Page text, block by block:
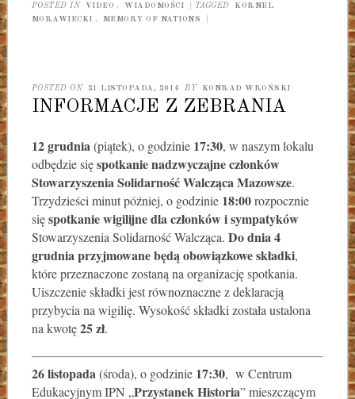
POSTED IN VIDEO , WIADOMOŚCI TAGGED
KORNEL
MORAWIECKI , MEMORY OF NATIONS
POSTED ON 21 LISTOPADA, 2014 BY KONRAD WROŃSKI
INFORMACJE Z ZEBRANIA
12 grudnia(piątek), o godzinie 17:30, w naszym lokalu
odbędzie sięspotkanie nadzwyczajne członków
Stowarzyszenia Solidarność Walcząca Mazowsze.
Trzydzieści minut później, o godzinie 18:00rozpocznie
sięspotkanie wigilijne dla członków i sympatyków
Stowarzyszenia Solidarność Walcząca. Do dnia 4
grudnia przyjmowane będą obowiązkowe składki,
które przeznaczone zostaną na organizację spotkania.
Uiszczenie składki jest równoznaczne z deklaracją
przybycia na wigilię. Wysokość składki została ustalona
na kwotę25 zł.
26 listopada(środa), o godzinie 17:30, w Centrum
Edukacyjnym IPN „Przystanek Historia” mieszczącym